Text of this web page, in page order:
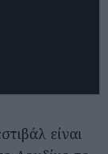
είναι